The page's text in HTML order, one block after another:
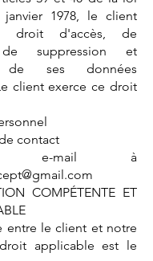
1978, le client
droit d'accès, de
de suppression et
de ses données
client exerce ce droit
contact
mail à
COMPÉTENTE ET
entre le client et notre
applicable est le